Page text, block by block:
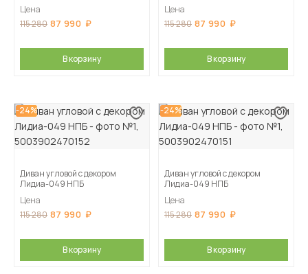
Цена
115 280 87 990
В корзину
Цена
115 280 87 990
В корзину
-24%
Диван угловой с декором
Лидиа-049 НПБ
Цена
115 280 87 990
В корзину
-24%
Диван угловой с декором
Лидиа-049 НПБ
Цена
115 280 87 990
В корзину